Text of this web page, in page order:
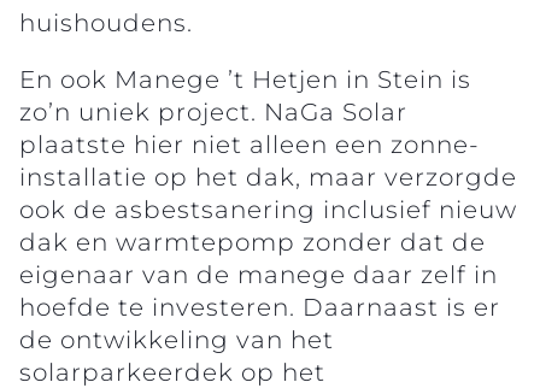
huishoudens.
En ook Manege ’t Hetjen in Stein is
zo’n uniek project. NaGa Solar
plaatste hier niet alleen een zonne-
installatie op het dak, maar verzorgde
ook de asbestsanering inclusief nieuw
dak en warmtepomp zonder dat de
eigenaar van de manege daar zelf in
hoefde te investeren. Daarnaast is er
de ontwikkeling van het
solarparkeerdek op het